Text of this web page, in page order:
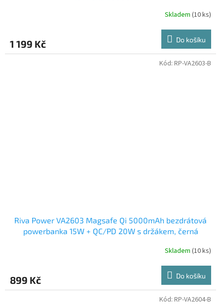
Skladem (10 ks)
1 199 Kč Do košíku
Riva Power VA2603 Magsafe Qi 5000mAh bezdrátová
powerbanka 15W + QC/PD 20W s držákem, černá
Skladem (10 ks)
899 Kč Do košíku
Kód: RP-VA2603-B
Kód: RP-VA2604-B